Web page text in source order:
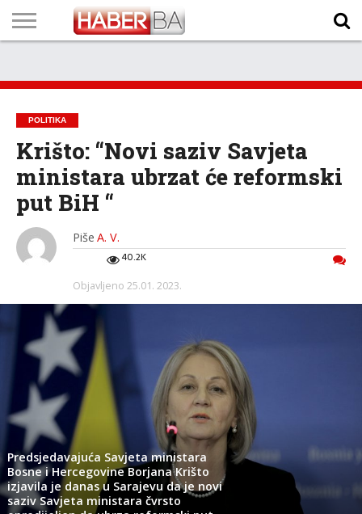
TECH
PROGRAM
PROGNOZA
PUTEVIMA
LISTA
NAMA
POLITIKA
Krišto: “Novi saziv Savjeta
ministara ubrzat će reformski
put BiH “
Piše A. V.
40.2K
Objavljeno 25.01. 2023.
Predsjedavajuća Savjeta ministara
Bosne i Hercegovine Borjana Krišto
izjavila je danas u Sarajevu da je novi
saziv Savjeta ministara čvrsto